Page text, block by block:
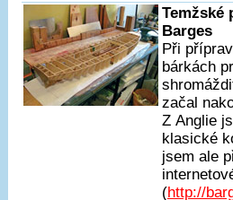
Temžské
Barges
Při
bárkách
začal
Z Anglie
klasické
jsem ale
(http://